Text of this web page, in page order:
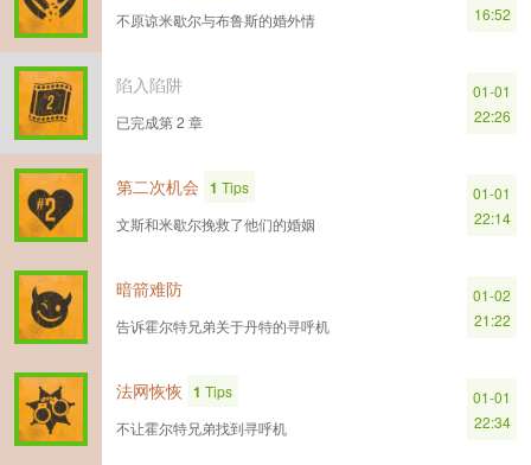
不原谅米歇尔与布鲁斯的婚外情
16:52
陷入陷阱
已完成第 2 章
01-01
22:26
第二次机会 1 Tips
文斯和米歇尔挽救了他们的婚姻
01-01
22:14
暗箭难防
告诉霍尔特兄弟关于丹特的寻呼机
01-02
21:22
法网恢恢 1 Tips
不让霍尔特兄弟找到寻呼机
01-01
22:34